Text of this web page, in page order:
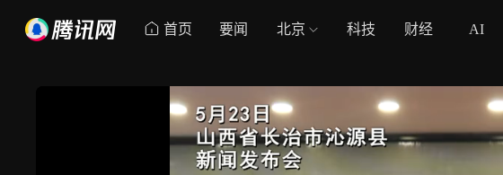
首页 要闻 北京 科技 财经 AI